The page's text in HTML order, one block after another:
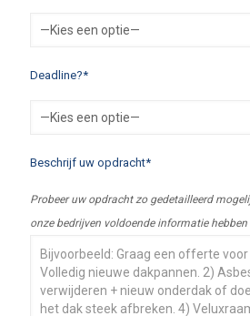
Deadline?*
Beschrijf uw opdracht*
Probeer uw opdracht zo gedetailleerd
onze bedrijven voldoende informatie